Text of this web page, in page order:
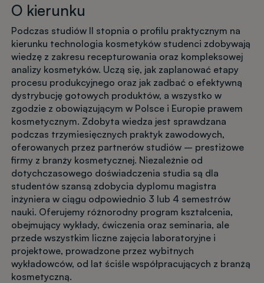
O kierunku
Podczas studiów II stopnia o profilu praktycznym na
kierunku technologia kosmetyków studenci zdobywają
wiedzę z zakresu recepturowania oraz kompleksowej
analizy kosmetyków. Uczą się, jak zaplanować etapy
procesu produkcyjnego oraz jak zadbać o efektywną
dystrybucję gotowych produktów, a wszystko w
zgodzie z obowiązującym w Polsce i Europie prawem
kosmetycznym. Zdobyta wiedza jest sprawdzana
podczas trzymiesięcznych praktyk zawodowych,
oferowanych przez partnerów studiów – prestiżowe
firmy z branży kosmetycznej. Niezależnie od
dotychczasowego doświadczenia studia są dla
studentów szansą zdobycia dyplomu magistra
inżyniera w ciągu odpowiednio 3 lub 4 semestrów
nauki. Oferujemy różnorodny program kształcenia,
obejmujący wykłady, ćwiczenia oraz seminaria, ale
przede wszystkim liczne zajęcia laboratoryjne i
projektowe, prowadzone przez wybitnych
wykładowców, od lat ściśle współpracujących z branżą
kosmetyczną.